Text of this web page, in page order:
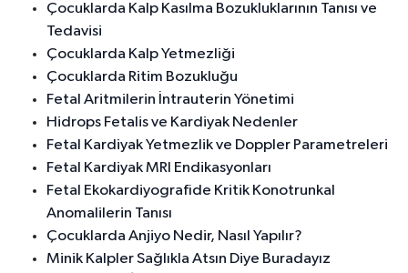
Çocuklarda Kalp Kasılma Bozukluklarının Tanısı ve
Tedavisi
Çocuklarda Kalp Yetmezliği
Çocuklarda Ritim Bozukluğu
Fetal Aritmilerin İntrauterin Yönetimi
Hidrops Fetalis ve Kardiyak Nedenler
Fetal Kardiyak Yetmezlik ve Doppler Parametreleri
Fetal Kardiyak MRI Endikasyonları
Fetal Ekokardiyografide Kritik Konotrunkal
Anomalilerin Tanısı
Çocuklarda Anjiyo Nedir, Nasıl Yapılır?
Minik Kalpler Sağlıkla Atsın Diye Buradayız